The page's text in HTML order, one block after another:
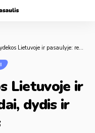
Lietuvoje ir pasaulyje: rekordai, dydis ir svoris
Lietuvoje ir
dydis ir